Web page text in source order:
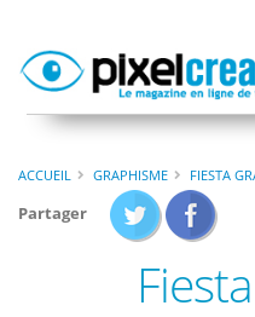
ACCUEIL GRAPHISME FIESTA
Partager